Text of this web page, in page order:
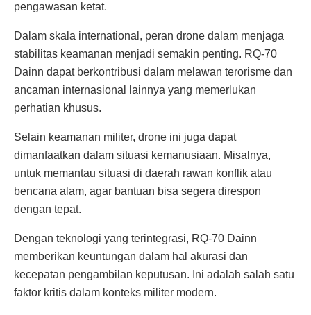
pengawasan ketat.
Dalam skala international, peran drone dalam menjaga
stabilitas keamanan menjadi semakin penting. RQ-70
Dainn dapat berkontribusi dalam melawan terorisme dan
ancaman internasional lainnya yang memerlukan
perhatian khusus.
Selain keamanan militer, drone ini juga dapat
dimanfaatkan dalam situasi kemanusiaan. Misalnya,
untuk memantau situasi di daerah rawan konflik atau
bencana alam, agar bantuan bisa segera direspon
dengan tepat.
Dengan teknologi yang terintegrasi, RQ-70 Dainn
memberikan keuntungan dalam hal akurasi dan
kecepatan pengambilan keputusan. Ini adalah salah satu
faktor kritis dalam konteks militer modern.